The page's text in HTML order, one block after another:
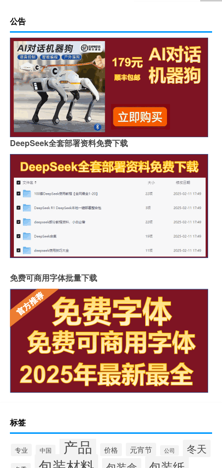
公告
DeepSeek全套部署资料免费下载
免费可商用字体批量下载
标签
专业 中国 产品 价格 元宵节 公司 冬天